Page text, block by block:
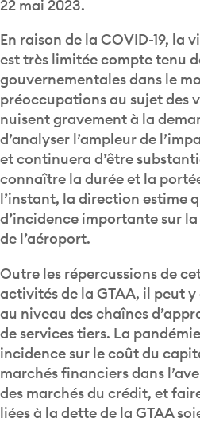
est très limitée compte tenu
gouvernementales dans le
préoccupations au sujet des
nuisent gravement à la
d’analyser l’ampleur de
et continuera d’être
connaître la durée et la
l’instant, la direction estime
d’incidence importante sur
de l’aéroport.
activités de la GTAA, il peut
au niveau des chaînes
de services tiers. La
incidence sur le coût du
marchés financiers dans
des marchés du crédit, et
liées à la dette de la GTAA
déclassées.